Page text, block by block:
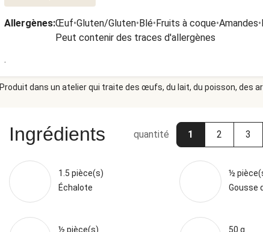
Allergènes:Œuf•Gluten/Gluten•Blé•Fruits à coque•Amandes•
Peut contenir des traces d'allergènes
.
Produit dans un atelier qui traite des œufs, du lait, du poisson, des
Ingrédients quantité 1 2 3
1.5 pièce(s)
Échalote
½
Gousse
½ pièce(s)
50 g